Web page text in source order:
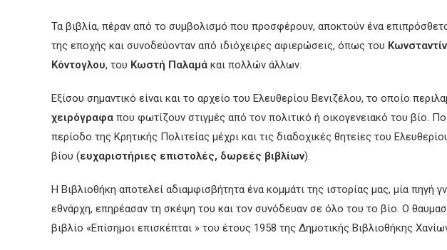
Τα βιβλία, πέραν από το συμβολισμό που προσφέρουν, αποκτούν ένα
της εποχής και συνοδεύονταν από ιδιόχειρες αφιερώσεις, όπως του
Κόντογλου, του Κωστή Παλαμά και πολλών άλλων.
Εξίσου σημαντικό είναι και το αρχείο του Ελευθερίου Βενιζέλου, το οποίο
χειρόγραφα που φωτίζουν στιγμές από τον πολιτικό ή οικογενειακό του βίο.
περίοδο της Κρητικής Πολιτείας μέχρι και τις διαδοχικές θητείες του
βίου (ευχαριστήριες επιστολές, δωρεές βιβλίων).
Η Βιβλιοθήκη αποτελεί αδιαμφισβήτητα ένα κομμάτι της ιστορίας μας, μία
εθνάρχη, επηρέασαν τη σκέψη του και τον συνόδευαν σε όλο του το βίο. Ο
βιβλίο «Επίσημοι επισκέπται » του έτους 1958 της Δημοτικής Βιβλιοθήκης